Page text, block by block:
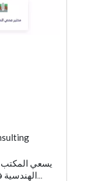
Lighting
يسعي المكتب
الهندسية في المملكة العربية السعودية بأفضل الكو...